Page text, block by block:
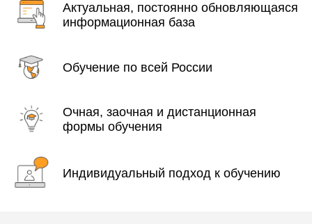
Актуальная, постоянно обновляющаяся
информационная база
Обучение по всей России
Очная, заочная и дистанционная
формы обучения
Индивидуальный подход к обучению